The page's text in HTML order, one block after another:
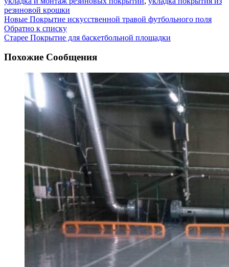
резиновой крошки
Новые Покрытие искусственной травой футбольного поля
Обратно к списку
Старее Покрытие для баскетбольной площадки
Похожие Сообщения